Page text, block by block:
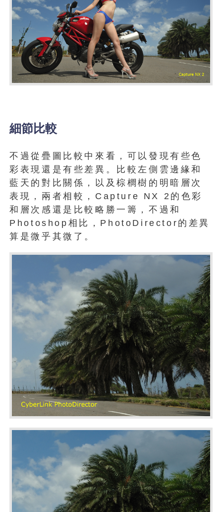
細節比較
不過從疊圖比較中來看，可以發現有些色
彩表現還是有些差異。比較左側雲邊緣和
藍天的對比關係，以及棕櫚樹的明暗層次
表現，兩者相較，Capture NX 2的色彩
和層次感還是比較略勝一籌，不過和
Photoshop相比，PhotoDirector的差異
算是微乎其微了。